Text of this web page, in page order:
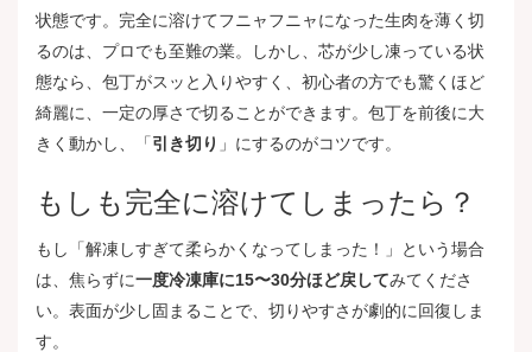
状態です。完全に溶けてフニャフニャになった生肉を薄く切
るのは、プロでも至難の業。しかし、芯が少し凍っている状
態なら、包丁がスッと入りやすく、初心者の方でも驚くほど
綺麗に、一定の厚さで切ることができます。包丁を前後に大
きく動かし、「引き切り 」にするのがコツです。
もしも完全に溶けてしまったら？
もし「解凍しすぎて柔らかくなってしまった！」という場合
は、焦らずに一度冷凍庫に15〜30分ほど戻してみてくださ
い。表面が少し固まることで、切りやすさが劇的に回復しま
す。